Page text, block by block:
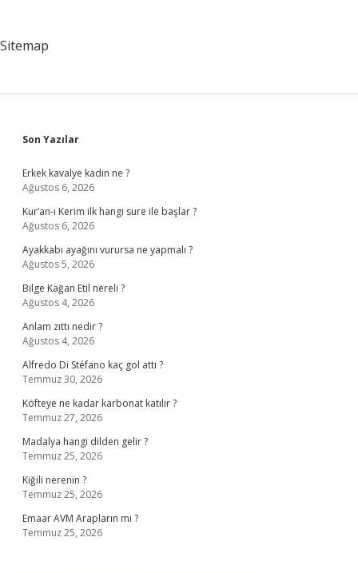
Sitemap
Sidebar
Son Yazılar
Erkek kavalye kadın ne ?
Ağustos 6, 2026
Kur’an-ı Kerim ilk hangi sure ile başlar ?
Ağustos 6, 2026
Ayakkabı ayağını vurursa ne yapmalı ?
Ağustos 5, 2026
Bilge Kağan Etil nereli ?
Ağustos 4, 2026
Anlam zıttı nedir ?
Ağustos 4, 2026
Alfredo Di Stéfano kaç gol attı ?
Temmuz 30, 2026
Köfteye ne kadar karbonat katılır ?
Temmuz 27, 2026
Madalya hangi dilden gelir ?
Temmuz 25, 2026
Kiğili nerenin ?
Temmuz 25, 2026
Emaar AVM Arapların mı ?
Temmuz 25, 2026